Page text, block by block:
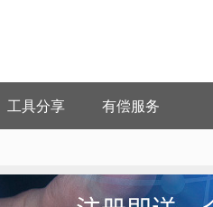
工具分享 有偿服务